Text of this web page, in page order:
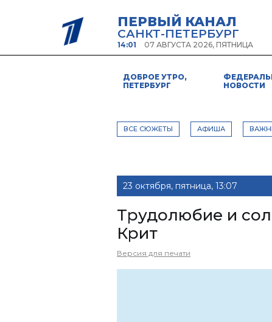
ПЕРВЫЙ КАНАЛ
САНКТ-ПЕТЕРБУРГ
14:01 07 АВГУСТА 2026, ПЯТНИЦА
ДОБРОЕ УТРО,
ПЕТЕРБУРГ
НОВОСТИ
ВСЕ СЮЖЕТЫ АФИША
23 октября, пятница, 13:07
Трудолюбие и
Крит
Версия для печати